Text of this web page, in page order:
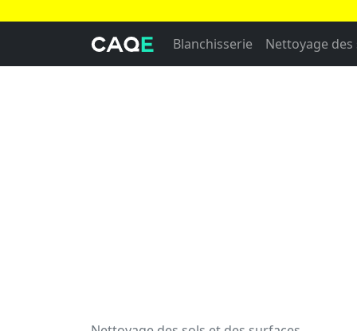
Blanchisserie Nettoyage